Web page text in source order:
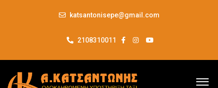
katsantonisepe@gmail.com
2108310011